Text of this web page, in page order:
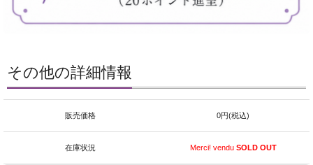
その他の詳細情報
販売価格 0円(税込)
在庫状況 Merci! venduSOLD OUT